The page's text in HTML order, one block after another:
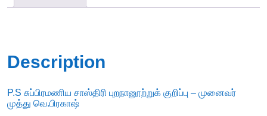
Description
P.S சுப்பிரமணிய சாஸ்திரி புறநானூற்றுக் குறிப்பு – முனைவர்
முத்து வெ.பிரகாஷ்